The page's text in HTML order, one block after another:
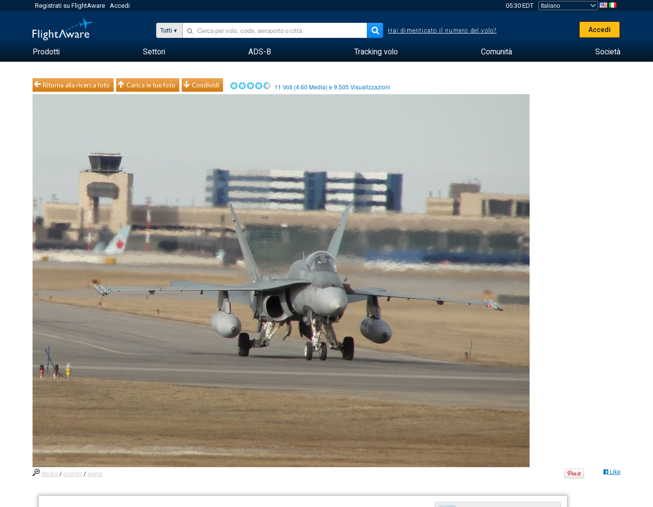
Registrati su FlightAware Accedi 05:30 EDT
Tutti Hai dimenticato il numero del volo? Accedi
Prodotti Settori ADS-B Tracking volo Comunità Società
Ritorna alla ricerca foto Carica le tue foto Condividi 11 Voti (4.60 Media) e9.505 Visualizzazioni
Media / grande / piena Like